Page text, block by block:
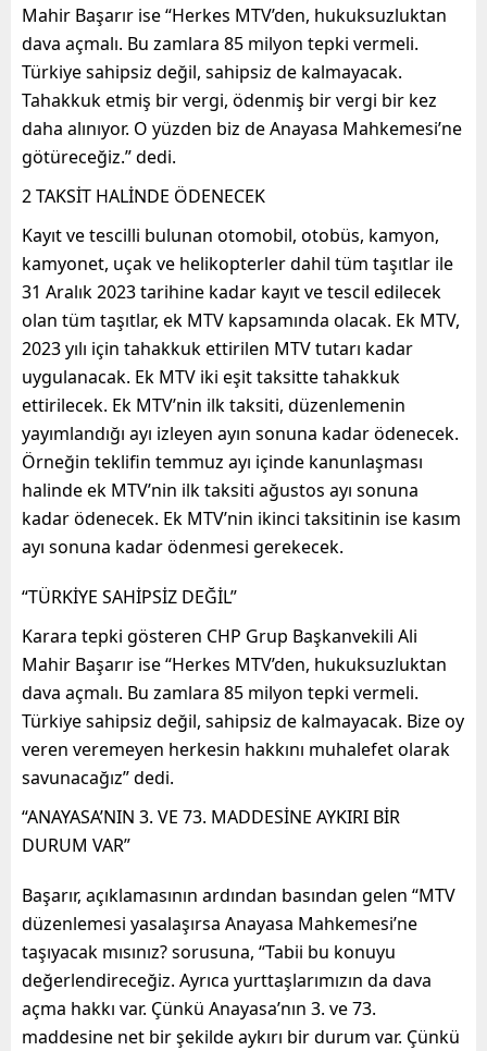
Mahir Başarır ise “Herkes MTV’den, hukuksuzluktan
dava açmalı. Bu zamlara 85 milyon tepki vermeli.
Türkiye sahipsiz değil, sahipsiz de kalmayacak.
Tahakkuk etmiş bir vergi, ödenmiş bir vergi bir kez
daha alınıyor. O yüzden biz de Anayasa Mahkemesi’ne
götüreceğiz.” dedi.
2 TAKSİT HALİNDE ÖDENECEK
Kayıt ve tescilli bulunan otomobil, otobüs, kamyon,
kamyonet, uçak ve helikopterler dahil tüm taşıtlar ile
31 Aralık 2023 tarihine kadar kayıt ve tescil edilecek
olan tüm taşıtlar, ek MTV kapsamında olacak. Ek MTV,
2023 yılı için tahakkuk ettirilen MTV tutarı kadar
uygulanacak. Ek MTV iki eşit taksitte tahakkuk
ettirilecek. Ek MTV’nin ilk taksiti, düzenlemenin
yayımlandığı ayı izleyen ayın sonuna kadar ödenecek.
Örneğin teklifin temmuz ayı içinde kanunlaşması
halinde ek MTV’nin ilk taksiti ağustos ayı sonuna
kadar ödenecek. Ek MTV’nin ikinci taksitinin ise kasım
ayı sonuna kadar ödenmesi gerekecek.
“TÜRKİYE SAHİPSİZ DEĞİL”
Karara tepki gösteren CHP Grup Başkanvekili Ali
Mahir Başarır ise “Herkes MTV’den, hukuksuzluktan
dava açmalı. Bu zamlara 85 milyon tepki vermeli.
Türkiye sahipsiz değil, sahipsiz de kalmayacak. Bize oy
veren veremeyen herkesin hakkını muhalefet olarak
savunacağız” dedi.
“ANAYASA’NIN 3. VE 73. MADDESİNE AYKIRI BİR
DURUM VAR”
Başarır, açıklamasının ardından basından gelen “MTV
düzenlemesi yasalaşırsa Anayasa Mahkemesi’ne
taşıyacak mısınız? sorusuna, “Tabii bu konuyu
değerlendireceğiz. Ayrıca yurttaşlarımızın da dava
açma hakkı var. Çünkü Anayasa’nın 3. ve 73.
maddesine net bir şekilde aykırı bir durum var. Çünkü